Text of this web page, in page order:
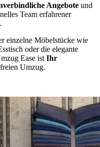
Angebote und
Team erfahrener
einzelne Möbelstücke wie
oder die elegante
Ease ist Ihr
Umzug.